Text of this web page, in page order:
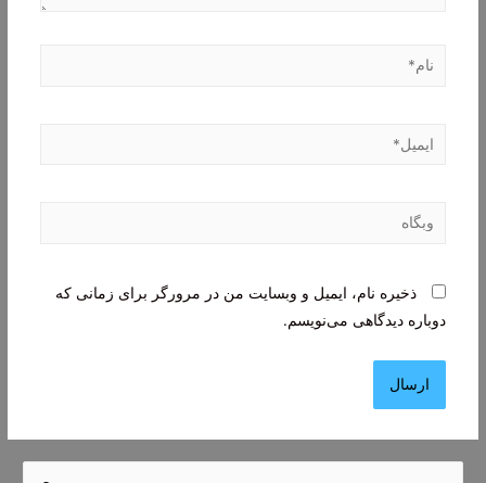
نام*
ایمیل*
وبگاه
ذخیره نام، ایمیل و وبسایت من در مرورگر برای زمانی که
دوباره دیدگاهی می‌نویسم.